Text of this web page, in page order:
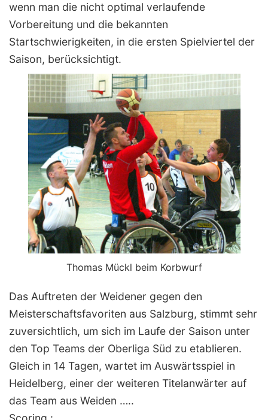
wenn man die nicht optimal verlaufende
Vorbereitung und die bekannten
Startschwierigkeiten, in die ersten Spielviertel der
Saison, berücksichtigt.
Thomas Mückl beim Korbwurf
Das Auftreten der Weidener gegen den
Meisterschaftsfavoriten aus Salzburg, stimmt sehr
zuversichtlich, um sich im Laufe der Saison unter
den Top Teams der Oberliga Süd zu etablieren.
Gleich in 14 Tagen, wartet im Auswärtsspiel in
Heidelberg, einer der weiteren Titelanwärter auf
das Team aus Weiden …..